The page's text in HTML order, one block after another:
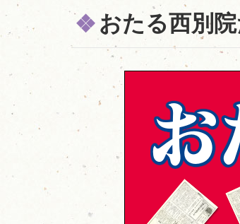
おたる西別